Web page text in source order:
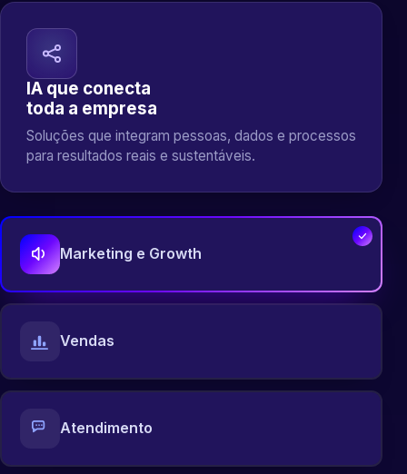
IA que conecta
toda a empresa
Soluções que integram pessoas, dados e processos
para resultados reais e sustentáveis.
Marketing e Growth
Vendas
Atendimento